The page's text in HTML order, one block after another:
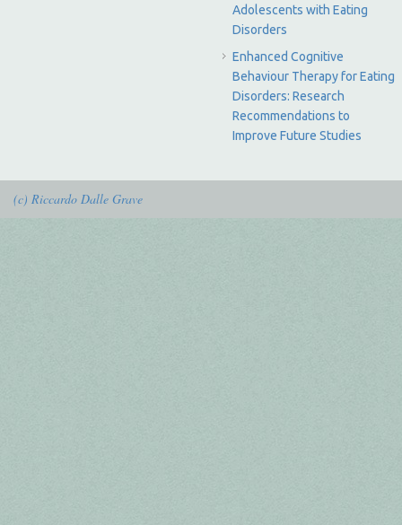
Adolescents with Eating
Disorders
Enhanced Cognitive
Behaviour Therapy for Eating
Disorders: Research
Recommendations to
Improve Future Studies
(c) Riccardo Dalle Grave